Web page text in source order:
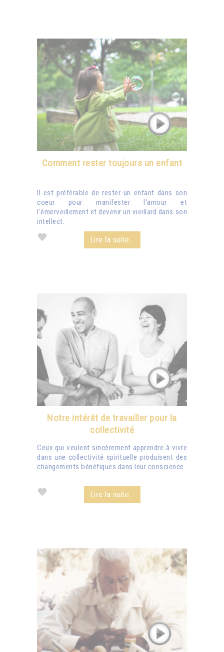
Comment rester toujours un enfant
Il est préférable de rester un enfant dans son
coeur pour manifester l'amour et
l'émerveillement et devenir un vieillard dans son
intellect.
Lire la suite...
Notre intérêt de travailler pour la
collectivité
Ceux qui veulent sincèrement apprendre à vivre
dans une collectivité spirituelle produisent des
changements bénéfiques dans leur conscience.
Lire la suite...